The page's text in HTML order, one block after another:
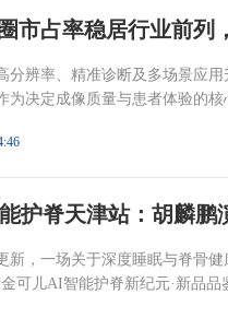
市占率稳居行业前列
分辨率、精准诊断及多场景应
为决定成像质量与患者体验的核
护脊天津站：胡麟
新，一场关于深度睡眠与脊骨
可儿AI智能护脊新纪元·新品品